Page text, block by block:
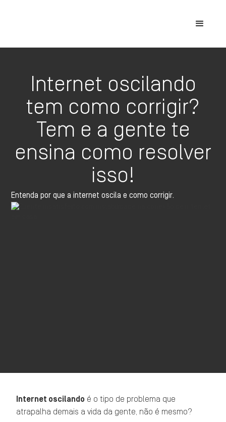
Internet oscilando
tem como corrigir?
Tem e a gente te
ensina como resolver
isso!
Entenda por que a internet oscila e como corrigir.
Internet oscilando é o tipo de problema que
atrapalha demais a vida da gente, não é mesmo?